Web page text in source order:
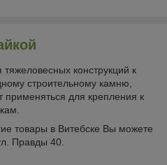
конструкций к
строительному камню,
для крепления к
товары в Витебске Вы можете
Правды 40.